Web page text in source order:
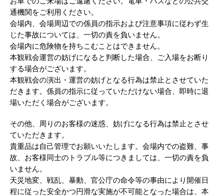
通機関をご利用ください。
会場内、会場周辺での係員の指示および注意事項に従わず生
じた事故については、一切の責を負いません。
会場内に危険物を持ちこむことはできません。
本観戦会運営の妨げになると判断した場合、ご入場をお断り
する場合がございます。
本観戦会の演出・運営の妨げとなる行為は禁止とさせていた
だきます。係員の指示に従っていただけない場合、即時に退
場いただく場合がございます。
その他、周りのお客様の迷惑、妨げになる行為は禁止とさせ
ていただきます。
貴重品は自己管理でお願いいたします。会場内での盗難、事
故、お客様同士のトラブル等につきましては、一切の責を負
いません。
天災地変、戦乱、暴動、官公庁の命令等の事由により開催日
程に従った安全かつ円滑な実施が不可能となった場合は、本